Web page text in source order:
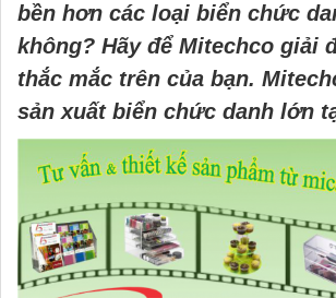
bền hơn các loại biển chức
không? Hãy để Mitechco giải
thắc mắc trên của bạn.
sản xuất biển chức danh lớn